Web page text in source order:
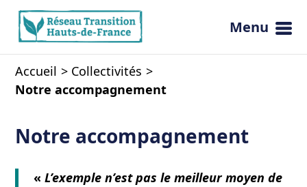
Ouvrir
Menu
Accueil
Collectivités
Notre accompagnement
Notre accompagnement
« L’exemple n’est pas le meilleur moyen de